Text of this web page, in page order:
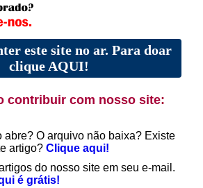
este site no ar. Para doar
clique AQUI!
contribuir com nosso site:
abre? O arquivo não baixa? Existe
artigo? Clique aqui!
do nosso site em seu e-mail.
é grátis!